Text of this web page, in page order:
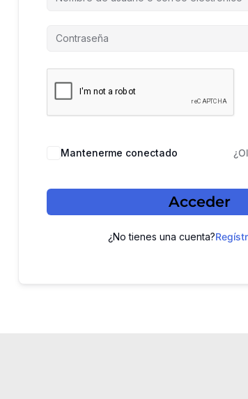
Mantenerme conectado
Acceder
¿No tienes una cuenta?